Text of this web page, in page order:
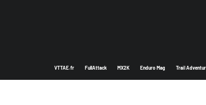
VTTAE.fr FullAttack MX2K Enduro Mag Trail